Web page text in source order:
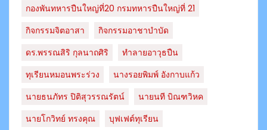
กองพันทหารปืนใหญ่ที่20 กรมทหารปืนใหญ่ที่ 21
กิจกรรมจิตอาสา
กิจกรรมอาชาบำบัด
ดร.พรรณสิริ กุลนาถศิริ
ทำลายอาวุธปืน
ทุเรียนหมอนพระร่วง
นางรอยพิมพ์ อังกาบแก้ว
นายธนภัทร​ ปิติสุวรรณ​รัตน์​
นายนที บิณฑวิหค
นายโกวิทย์ ทรงคุณ
บุฟเฟต์ทุเรียน